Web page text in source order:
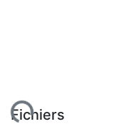
Fichiers